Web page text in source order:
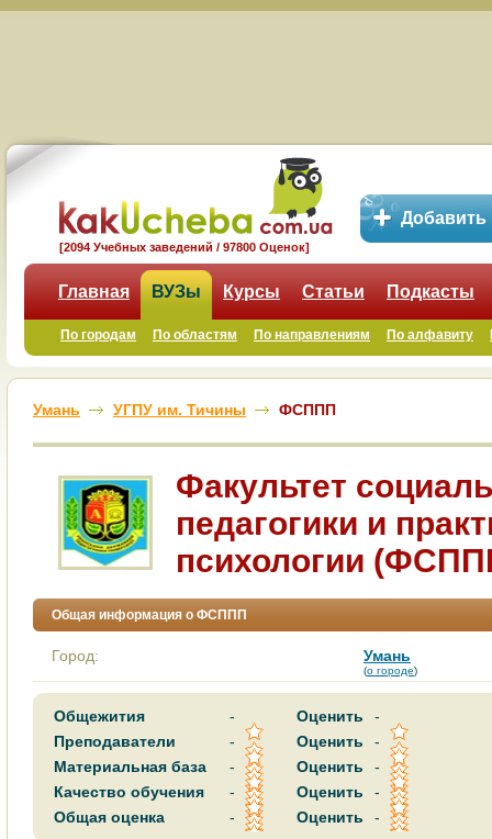
Добавить
[2094 Учебных заведений / 97800 Оценок]
Главная ВУЗы Курсы Статьи Подкасты
По городам По областям По направлениям По алфавиту
Умань УГПУ им. Тичины ФСППП
Факультет
педагогики и
психологии
Общая информация о ФСППП
Город: Умань
(о городе)
Общежития - Оценить
-
Преподаватели
- Оценить
-
Материальная база
- Оценить
-
Качество обучения
- Оценить
-
Общая оценка
- Оценить -